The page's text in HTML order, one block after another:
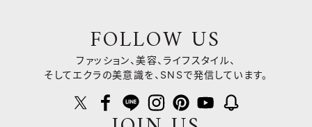
FOLLOW US
ファッション、美容、ライフスタイル、
そしてエクラの美意識を、SNSで発信しています。